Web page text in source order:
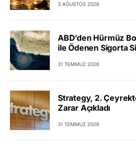
3 AĞUSTOS 2026
ABD’den Hürmüz
ile Ödenen Sigorta
31 TEMMUZ 2026
Strategy, 2.
Zarar Açıkladı
31 TEMMUZ 2026